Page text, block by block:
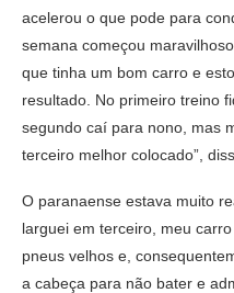
acelerou o que pode para
semana começou
que tinha um bom carro e
resultado. No primeiro treino
segundo caí para nono, mas
terceiro melhor colocado”,
O paranaense estava muito
larguei em terceiro, meu
pneus velhos e,
a cabeça para não bater e